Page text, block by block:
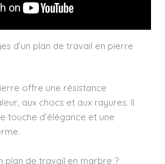
d’un plan de travail en pierre
offre une résistance
aux chocs et aux rayures. Il
touche d’élégance et une
plan de travail en marbre ?